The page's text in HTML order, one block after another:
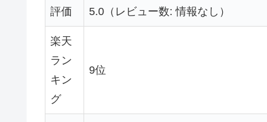
評価 5.0（レビュー数: 情報なし）
楽天
ラン
キン
グ
9位